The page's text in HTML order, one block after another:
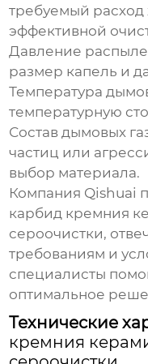
требуемый
эффективной
Давление
размер капель и
Температура
температурную
Состав дымовых
частиц или
выбор материала.
Компания Qishuai
карбид кремния
сероочистки,
требованиям и
специалисты
оптимальное
Технические
кремния